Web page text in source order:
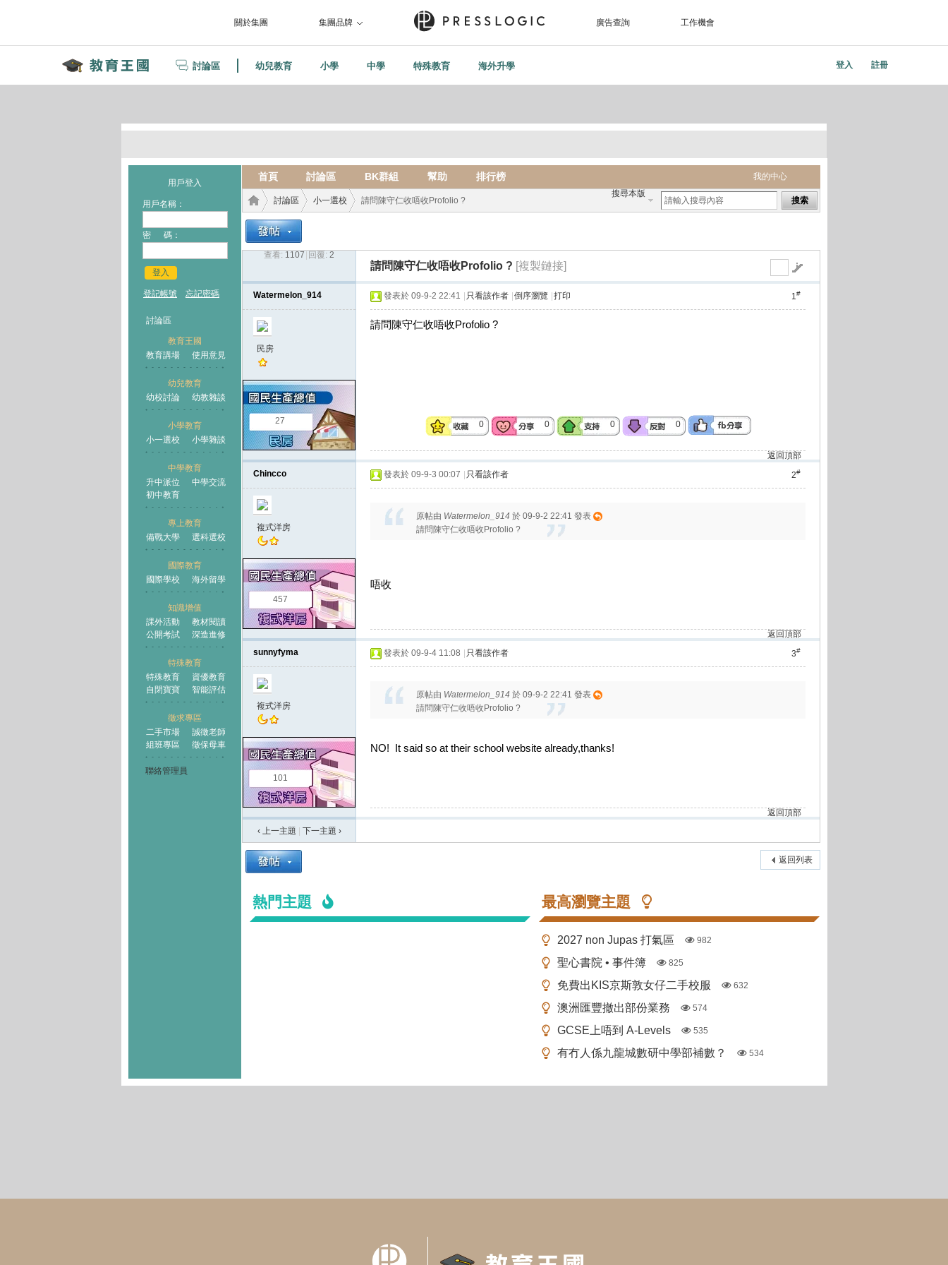
關於集團 集團品牌 廣告查詢 工作機會
討論區 幼兒教育 小學 中學 特殊教育 海外升學 登入 註冊
用戶登入
用戶名稱：
密 碼：
登入
登記帳號 忘記密碼
討論區
教育王國
教育講場
使用意見
幼兒教育
幼校討論
幼教雜談
小學教育
小一選校
小學雜談
中學教育
升中派位
中學交流
初中教育
專上教育
備戰大學
選科選校
國際教育
國際學校
海外留學
知識增值
課外活動
教材閱讀
公開考試
深造進修
特殊教育
特殊教育
資優教育
自閉寶寶
智能評估
徵求專區
二手市場
誠徵老師
組班專區
徵保母車
聯絡管理員
我的中心
首頁 討論區 BK群組 幫助 排行榜
搜尋本版
搜索
王國
討論區
›
小一選校 請問陳守仁收唔收Profolio ?
查看: 1107 回覆: 2
請問陳守仁收唔收Profolio ? [複製鏈接]
Watermelon_914
民房
27
1#
發表於 09-9-2 22:41 只看該作者 倒序瀏覽 打印
請問陳守仁收唔收Profolio ?
0 0 0 0
返回頂部
Chincco
複式洋房
457
2#
發表於 09-9-3 00:07 只看該作者
原帖由 Watermelon_914 於 09-9-2 22:41 發表
請問陳守仁收唔收Profolio ?
唔收
返回頂部
sunnyfyma
複式洋房
101
3#
發表於 09-9-4 11:08 只看該作者
原帖由 Watermelon_914 於 09-9-2 22:41 發表
請問陳守仁收唔收Profolio ?
NO! It said so at their school website already,thanks!
返回頂部
‹ 上一主題
下一主題 ›
返回列表
熱門主題 最高瀏覽主題
2027 non Jupas 打氣區 982
聖心書院 • 事件簿 825
免費出KIS京斯敦女仔二手校服 632
澳洲匯豐撤出部份業務 574
GCSE上唔到 A-Levels 535
有冇人係九龍城數研中學部補數？ 534